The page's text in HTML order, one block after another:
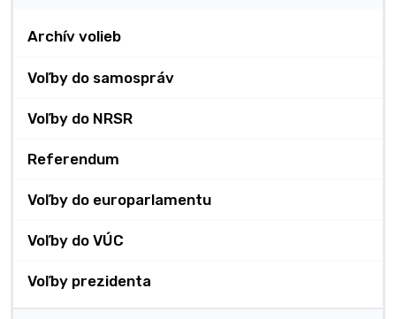
Archív volieb
Voľby do samospráv
Voľby do NRSR
Referendum
Voľby do europarlamentu
Voľby do VÚC
Voľby prezidenta